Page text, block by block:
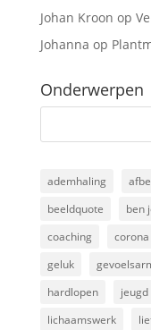
Johan Kroon op
Johanna op
Onderwerpen
ademhaling
beeldquote
ben
coaching
corona
geluk
hardlopen
jeugd
lichaamswerk